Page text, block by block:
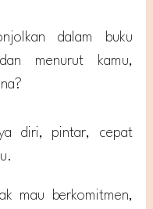
dalam buku
menurut kamu,
diri, pintar, cepat
mau berkomitmen,